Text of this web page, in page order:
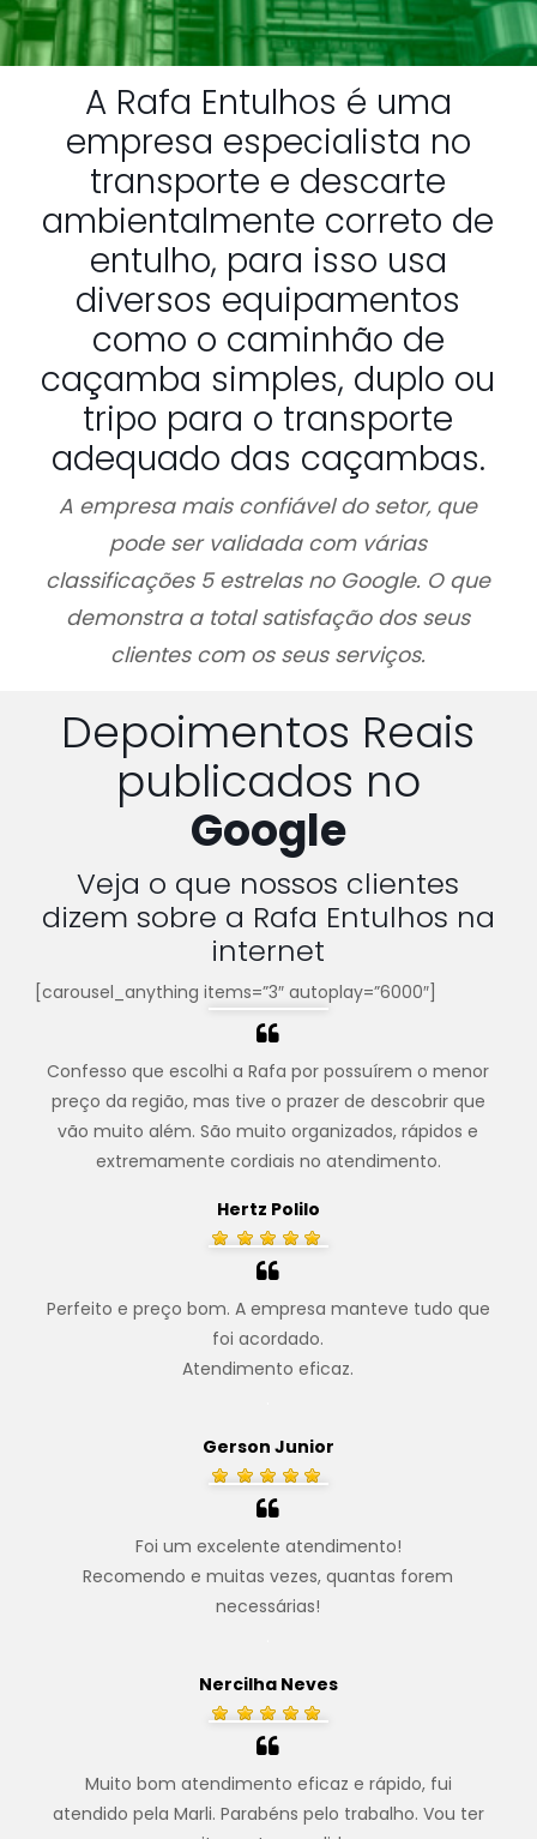
A Rafa Entulhos é uma
empresa especialista no
transporte e descarte
ambientalmente correto de
entulho, para isso usa
diversos equipamentos
como o caminhão de
caçamba simples, duplo ou
tripo para o transporte
adequado das caçambas.
A empresa mais confiável do setor, que
pode ser validada com várias
classificações 5 estrelas no Google. O que
demonstra a total satisfação dos seus
clientes com os seus serviços.
Depoimentos Reais
publicados no
Google
Veja o que nossos clientes
dizem sobre a Rafa Entulhos na
internet
[carousel_anything items=”3″ autoplay=”6000″]
Confesso que escolhi a Rafa por possuírem o menor
preço da região, mas tive o prazer de descobrir que
vão muito além. São muito organizados, rápidos e
extremamente cordiais no atendimento.
Hertz Polilo
Perfeito e preço bom. A empresa manteve tudo que
foi acordado.
Atendimento eficaz.
Gerson Junior
Foi um excelente atendimento!
Recomendo e muitas vezes, quantas forem
necessárias!
Nercilha Neves
Muito bom atendimento eficaz e rápido, fui
atendido pela Marli. Parabéns pelo trabalho. Vou ter